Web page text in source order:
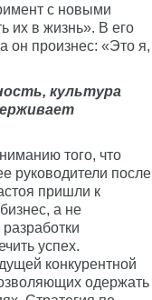
с новыми
их в жизнь». В его
он произнес: «Это я,
культура
того, что
руководители после
пришли к
а не
разработки
успех.
конкурентной
одержать